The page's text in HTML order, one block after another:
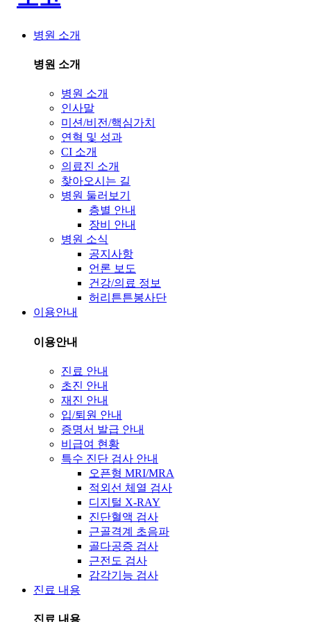
병원 소개
병원 소개
병원 소개
인사말
미션/비전/핵심가치
연혁 및 성과
CI 소개
의료진 소개
찾아오시는 길
병원 둘러보기
층별 안내
장비 안내
병원 소식
공지사항
언론 보도
건강/의료 정보
허리튼튼봉사단
이용안내
이용안내
진료 안내
초진 안내
재진 안내
입/퇴원 안내
증명서 발급 안내
비급여 현황
특수 진단 검사 안내
오픈형 MRI/MRA
적외선 체열 검사
디지털 X-RAY
진단혈액 검사
근골격계 초음파
골다공증 검사
근전도 검사
감각기능 검사
진료 내용
진료 내용